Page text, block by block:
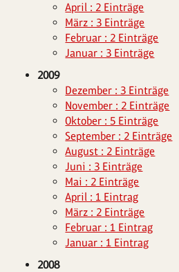
April : 2 Einträge
März : 3 Einträge
Februar : 2 Einträge
Januar : 3 Einträge
2009
Dezember : 3 Einträge
November : 2 Einträge
Oktober : 5 Einträge
September : 2 Einträge
August : 2 Einträge
Juni : 3 Einträge
Mai : 2 Einträge
April : 1 Eintrag
März : 2 Einträge
Februar : 1 Eintrag
Januar : 1 Eintrag
2008